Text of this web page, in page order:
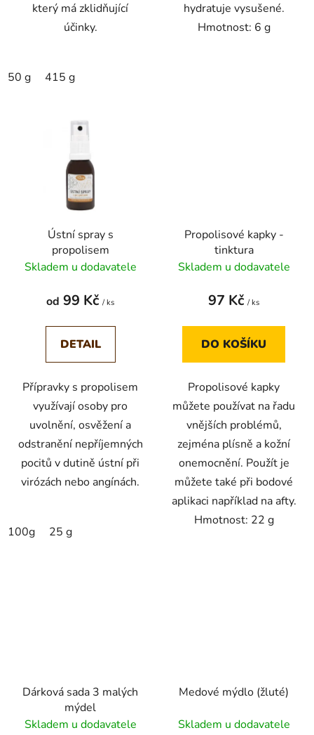
který má zklidňující
účinky.
50 g 415 g
hydratuje vysušené.
Hmotnost: 6 g
Ústní spray s
propolisem
Skladem u dodavatele
od 99 Kč / ks
DETAIL
Přípravky s propolisem
využívají osoby pro
uvolnění, osvěžení a
odstranění nepříjemných
pocitů v dutině ústní při
virózách nebo angínách.
100g 25 g
Propolisové kapky -
tinktura
Skladem u dodavatele
97 Kč / ks
DO KOŠÍKU
Propolisové kapky
můžete používat na řadu
vnějších problémů,
zejména plísně a kožní
onemocnění. Použít je
můžete také při bodové
aplikaci například na afty.
Hmotnost: 22 g
Dárková sada 3 malých
mýdel
Skladem u dodavatele
Medové mýdlo (žluté)
Skladem u dodavatele